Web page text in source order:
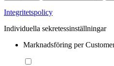
Integritetspolicy
Individuella sekretessinställningar
Marknadsföring per